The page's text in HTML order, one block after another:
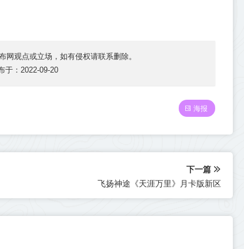
网观点或立场，如有侵权请联系删除。
于：2022-09-20
海报
下一篇
飞扬神途《天涯万里》月卡版新区